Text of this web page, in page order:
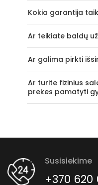
Kokia garantija
Ar teikiate baldų
Ar galima pirkti
Ar turite fizinius
prekes pamatyti
Susisiekime
+370 620